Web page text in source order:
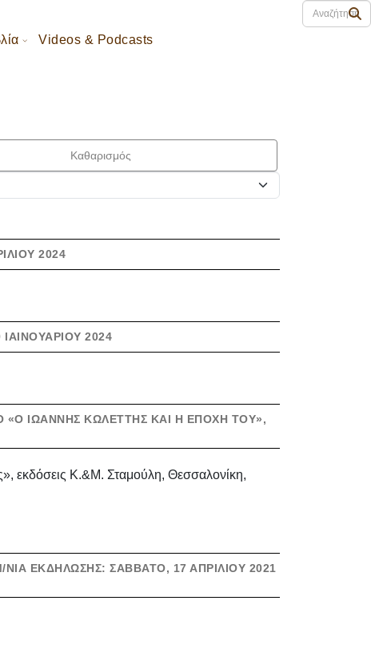
Videos & Podcasts
Καθαρισμός
2024
2024
«Ο ΙΩΆΝΝΗΣ ΚΩΛΈΤΤΗΣ ΚΑΙ Η ΕΠΟΧΉ ΤΟΥ»,
εκδόσεις Κ.&Μ. Σταμούλη, Θεσσαλονίκη,
ΕΚΔΉΛΩΣΗΣ: ΣΆΒΒΑΤΟ, 17 ΑΠΡΙΛΊΟΥ 2021